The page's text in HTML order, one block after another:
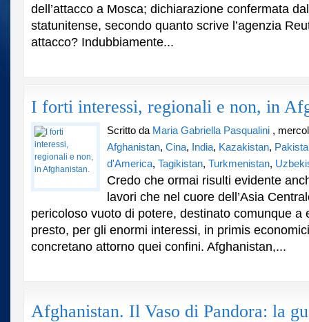
dell’attacco a Mosca; dichiarazione confermata
statunitense, secondo quanto scrive l’agenzia
attacco? Indubbiamente...
I forti interessi, regionali e non, in
Scritto da Maria Gabriella Pasqualini ,
Afghanistan, Cina, India, Kazakistan,
d'America, Tagikistan, Turkmenistan,
Credo che ormai risulti evidente
lavori che nel cuore dell’Asia
pericoloso vuoto di potere, destinato comunque a
presto, per gli enormi interessi, in primis
concretano attorno quei confini. Afghanistan,...
Afghanistan. Il Vaso di Pandora: la